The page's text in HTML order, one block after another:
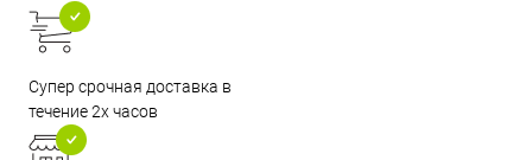
Супер срочная доставка в
течение 2х часов